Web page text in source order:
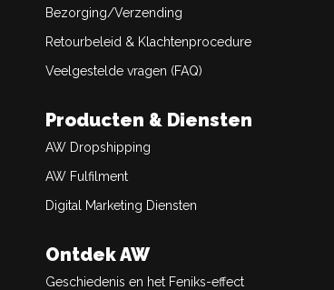
Bezorging/Verzending
Retourbeleid & Klachtenprocedure
Veelgestelde vragen (FAQ)
Producten & Diensten
AW Dropshipping
AW Fulfilment
Digital Marketing Diensten
Ontdek AW
Geschiedenis en het Feniks-effect